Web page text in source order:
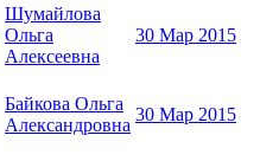
Шумайлова
Ольга
Алексеевна
30 Мар 2015
Байкова Ольга
Александровна
30 Мар 2015